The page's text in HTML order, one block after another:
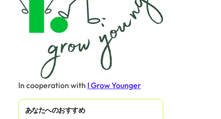
In cooperation with I Grow Younger
あなたへのおすすめ